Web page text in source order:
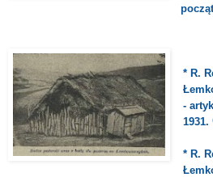
* R.
-
1931.
* R.